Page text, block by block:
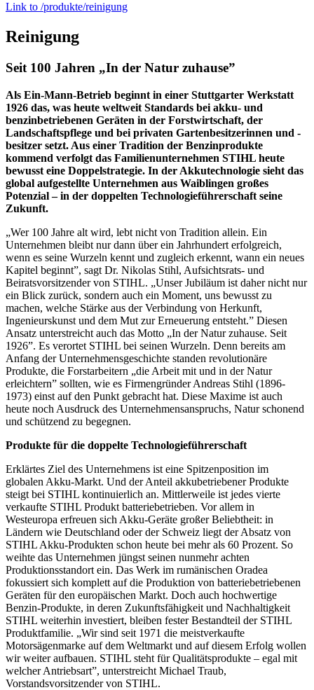
Link to /produkte/reinigung
Reinigung
Seit 100 Jahren „In der Natur zuhause”
Als Ein-Mann-Betrieb beginnt in einer Stuttgarter Werkstatt
1926 das, was heute weltweit Standards bei akku- und
benzinbetriebenen Geräten in der Forstwirtschaft, der
Landschaftspflege und bei privaten Gartenbesitzerinnen und -
besitzer setzt. Aus einer Tradition der Benzinprodukte
kommend verfolgt das Familienunternehmen STIHL heute
bewusst eine Doppelstrategie. In der Akkutechnologie sieht das
global aufgestellte Unternehmen aus Waiblingen großes
Potenzial – in der doppelten Technologieführerschaft seine
Zukunft.
„Wer 100 Jahre alt wird, lebt nicht von Tradition allein. Ein
Unternehmen bleibt nur dann über ein Jahrhundert erfolgreich,
wenn es seine Wurzeln kennt und zugleich erkennt, wann ein neues
Kapitel beginnt”, sagt Dr. Nikolas Stihl, Aufsichtsrats- und
Beiratsvorsitzender von STIHL. „Unser Jubiläum ist daher nicht nur
ein Blick zurück, sondern auch ein Moment, uns bewusst zu
machen, welche Stärke aus der Verbindung von Herkunft,
Ingenieurskunst und dem Mut zur Erneuerung entsteht.” Diesen
Ansatz unterstreicht auch das Motto „In der Natur zuhause. Seit
1926”. Es verortet STIHL bei seinen Wurzeln. Denn bereits am
Anfang der Unternehmensgeschichte standen revolutionäre
Produkte, die Forstarbeitern „die Arbeit mit und in der Natur
erleichtern” sollten, wie es Firmengründer Andreas Stihl (1896-
1973) einst auf den Punkt gebracht hat. Diese Maxime ist auch
heute noch Ausdruck des Unternehmensanspruchs, Natur schonend
und schützend zu begegnen.
Produkte für die doppelte Technologieführerschaft
Erklärtes Ziel des Unternehmens ist eine Spitzenposition im
globalen Akku-Markt. Und der Anteil akkubetriebener Produkte
steigt bei STIHL kontinuierlich an. Mittlerweile ist jedes vierte
verkaufte STIHL Produkt batteriebetrieben. Vor allem in
Westeuropa erfreuen sich Akku-Geräte großer Beliebtheit: in
Ländern wie Deutschland oder der Schweiz liegt der Absatz von
STIHL Akku-Produkten schon heute bei mehr als 60 Prozent. So
weihte das Unternehmen jüngst seinen nunmehr achten
Produktionsstandort ein. Das Werk im rumänischen Oradea
fokussiert sich komplett auf die Produktion von batteriebetriebenen
Geräten für den europäischen Markt. Doch auch hochwertige
Benzin-Produkte, in deren Zukunftsfähigkeit und Nachhaltigkeit
STIHL weiterhin investiert, bleiben fester Bestandteil der STIHL
Produktfamilie. „Wir sind seit 1971 die meistverkaufte
Motorsägenmarke auf dem Weltmarkt und auf diesem Erfolg wollen
wir weiter aufbauen. STIHL steht für Qualitätsprodukte – egal mit
welcher Antriebsart”, unterstreicht Michael Traub,
Vorstandsvorsitzender von STIHL.